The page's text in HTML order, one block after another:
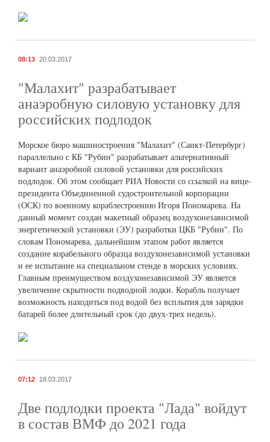
08:13 20.03.2017
"Малахит" разрабатывает
анаэробную силовую установку для
российских подлодок
Морское бюро машиностроения "Малахит" (Санкт-Петербург)
параллельно с КБ "Рубин" разрабатывает альтернативный
вариант анаэробной силовой установки для российских
подлодок. Об этом сообщает РИА Новости со ссылкой на вице-
президента Объединенной судостроительной корпорации
(ОСК) по военному кораблестроению Игоря Пономарева. На
данный момент создан макетный образец воздухонезависимой
энергетической установки (ЭУ) разработки ЦКБ "Рубин". По
словам Пономарева, дальнейшим этапом работ является
создание корабельного образца воздухонезависимой установки
и ее испытание на специальном стенде в морских условиях.
Главным преимуществом воздухонезависимой ЭУ является
увеличение скрытности подводной лодки. Корабль получает
возможность находиться под водой без всплытия для зарядки
батарей более длительный срок (до двух-трех недель).
07:12 18.03.2017
Две подлодки проекта "Лада" войдут
в состав ВМФ до 2021 года